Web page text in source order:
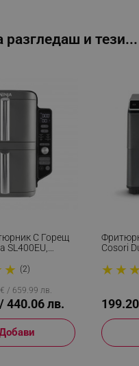
и тези...
С Горещ
SL400EU,
Crisp,
И Match, Сив
★ (2)
/ 659.99 лв.
440.06 лв.
Cosori
Двойни
★ ★ ★